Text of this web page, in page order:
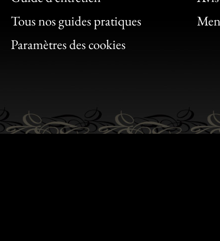
Tous nos guides pratiques
Paramètres des cookies
Clic